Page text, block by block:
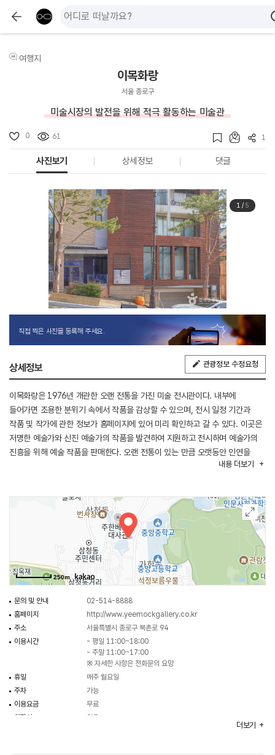
여행지
이목화랑
서울 종로구
미술시장의 발전을 위해 적극 활동하는 미술관
0 61 1
사진보기 상세정보 댓글
1/ 5
직접 찍은 사진을 등록해 주세요.
상세정보 관광정보 수정요청
이목화랑은 1976년 개관한 오랜 전통을 가진 미술 전시관이다. 내부에
들어가면 조용한 분위기 속에서 작품을 감상할 수 있으며, 전시 일정 기간과
작품 및 작가에 관한 정보가 홈페이지에 있어 미리 확인하고 갈 수 있다. 이곳은
저명한 예술가와 신진 예술가의 작품을 발견하여 지원하고 전시하며 예술가의
진흥을 위해 예술 작품을 판매한다. 오랜 전통이 있는 만큼 오랫동안 인연을
맺어오고 있는 원로작가의 전시를 초대전으로 진행하여 신구세대를 모두 아우를
아트페어와 미술제에도 적극적으로 참여하여 그들을 알리고 소식을 전하며 작가
양성에 노력하여 미술시장 발전을 위해 열정적으로 노력하고 있는 미술관이다.
내용 더보기
250m
문의 및 안내
02-514-8888
홈페이지
http://www.yeemockgallery.co.kr
주소
서울특별시 종로구 북촌로 94
이용시간
- 평일 11:00~18:00
- 주말 11:00~17:00
※ 자세한 사항은 전화문의 요망
휴일
매주 월요일
주차
가능
이용요금
무료
화장실
있음
더보기